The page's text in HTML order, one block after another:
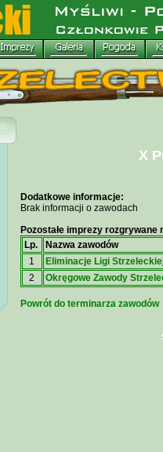
X
Dodatkowe informacje:
Brak informacji o zawodach
Pozostałe imprezy rozgrywane
Lp.
Nazwa zawodów
1
Eliminacje Ligi
2
Okręgowe Zawody
Powrót do terminarza zawodów